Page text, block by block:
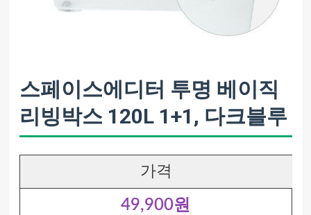
스페이스에디터 투명 베이직
리빙박스 120L 1+1, 다크블루
가격
49,900원